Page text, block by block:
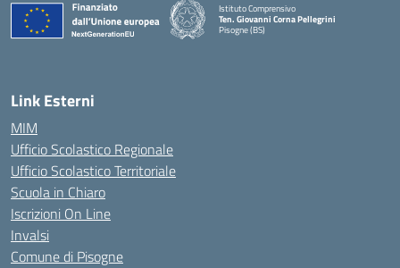
Istituto Comprensivo
Ten. Giovanni Corna Pellegrini
Pisogne (BS)
— Visita la pagina iniziale della scuola
Link Esterni
MIM
Ufficio Scolastico Regionale
Ufficio Scolastico Territoriale
Scuola in Chiaro
Iscrizioni On Line
Invalsi
Comune di Pisogne